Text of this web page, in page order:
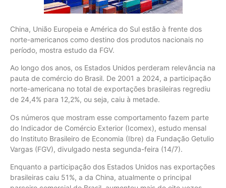
China, União Europeia e América do Sul estão à frente dos
norte-americanos como destino dos produtos nacionais no
período, mostra estudo da FGV.
Ao longo dos anos, os Estados Unidos perderam relevância na
pauta de comércio do Brasil. De 2001 a 2024, a participação
norte-americana no total de exportações brasileiras regrediu
de 24,4% para 12,2%, ou seja, caiu à metade.
Os números que mostram esse comportamento fazem parte
do Indicador de Comércio Exterior (Icomex), estudo mensal
do Instituto Brasileiro de Economia (Ibre) da Fundação Getulio
Vargas (FGV), divulgado nesta segunda-feira (14/7).
Enquanto a participação dos Estados Unidos nas exportações
brasileiras caiu 51%, a da China, atualmente o principal